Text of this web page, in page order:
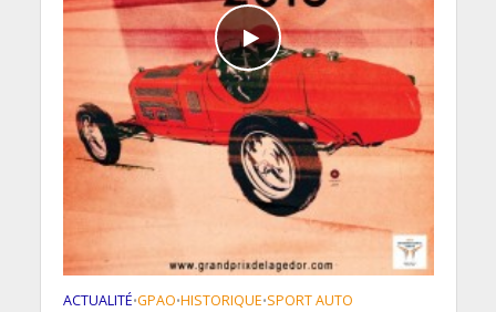
ACTUALITÉ•GPAO•HISTORIQUE•SPORT AUTO